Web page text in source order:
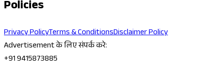
Policies
Privacy PolicyTerms & ConditionsDisclaimer Policy
Advertisement के लिए संपर्क करे:
+91 9415873885